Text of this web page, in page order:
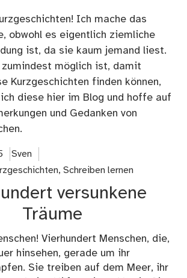
Ich mache das
obwohl es eigentlich ziemliche
ist, da sie kaum jemand liest.
möglich ist, damit
Kurzgeschichten finden können,
diese hier im Blog und hoffe auf
und Gedanken von
Sven
,Schreiben lernen
versunkene
Träume
Vierhundert Menschen, die,
hinsehen, gerade um ihr
Sie treiben auf dem Meer, ihr